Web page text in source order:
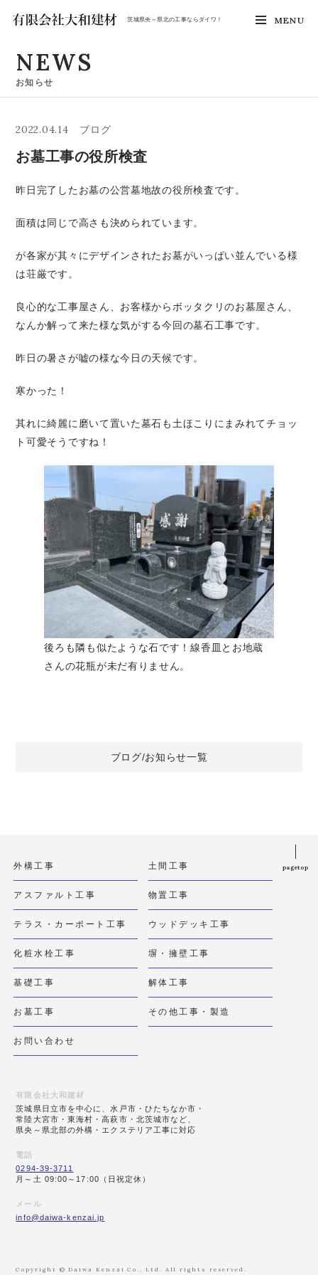
茨城県央～県北の工事ならダイワ！ MENU
NEWS
お知らせ
2022.04.14 ブログ
お墓工事の役所検査
昨日完了したお墓の公営墓地故の役所検査です。
面積は同じで高さも決められています。
が各家が其々にデザインされたお墓がいっぱい並んでいる様
は荘厳です。
良心的な工事屋さん、お客様からボッタクリのお墓屋さん、
なんか解って来た様な気がする今回の墓石工事です。
昨日の暑さが嘘の様な今日の天候です。
寒かった！
其れに綺麗に磨いて置いた墓石も土ほこりにまみれてチョッ
ト可愛そうですね！
後ろも隣も似たような石です！線香皿とお地蔵
さんの花瓶が未だ有りません。
ブログ/お知らせ一覧
外構工事 土間工事
アスファルト工事 物置工事
テラス・カーポート工事 ウッドデッキ工事
化粧水栓工事 塀・擁壁工事
基礎工事 解体工事
お墓工事 その他工事・製造
お問い合わせ
pagetop
有限会社大和建材
茨城県日立市を中心に、水戸市・ひたちなか市・
常陸大宮市・東海村・高萩市・北茨城市など、
県央～県北部の外構・エクステリア工事に対応
電話
0294-39-3711
月～土 09:00～17:00（日祝定休）
メール
info@daiwa-kenzai.jp
Copyright © Daiwa Kenzai Co., Ltd. All rights reserved.